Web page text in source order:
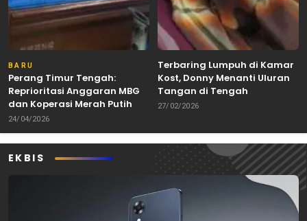
BARU
Perang Timur Tengah:
Reprioritasi Anggaran MBG
dan Koperasi Merah Putih
24/04/2026
Terbaring Lumpuh di Kamar
Kost, Donny Menanti Uluran
Tangan di Tengah
Keterbatasan
27/02/2026
EKBIS